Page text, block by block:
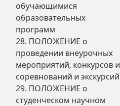
обучающимися
образовательных
программ
28. ПОЛОЖЕНИЕ о
проведении внеурочных
мероприятий, конкурсов и
соревнований и экскурсий
29. ПОЛОЖЕНИЕ о
студенческом научном